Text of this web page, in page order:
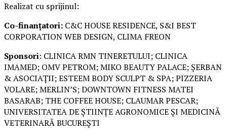
Realizat cu sprijinul:
Co-finanțatori: C&C HOUSE RESIDENCE, S&I BEST
CORPORATION WEB DESIGN, CLIMA FREON
Sponsori: CLINICA RMN TINERETULUI; CLINICA
IMAMED; OMV PETROM; MIKO BEAUTY PALACE; ȘERBAN
& ASOCIAȚII; ESTEEM BODY SCULPT & SPA; PIZZERIA
VOLARE; MERLIN’S; DOWNTOWN FITNESS MATEI
BASARAB; THE COFFEE HOUSE; CLAUMAR PESCAR;
UNIVERSITATEA DE ȘTIINȚE AGRONOMICE ȘI MEDICINĂ
VETERINARĂ BUCUREȘTI